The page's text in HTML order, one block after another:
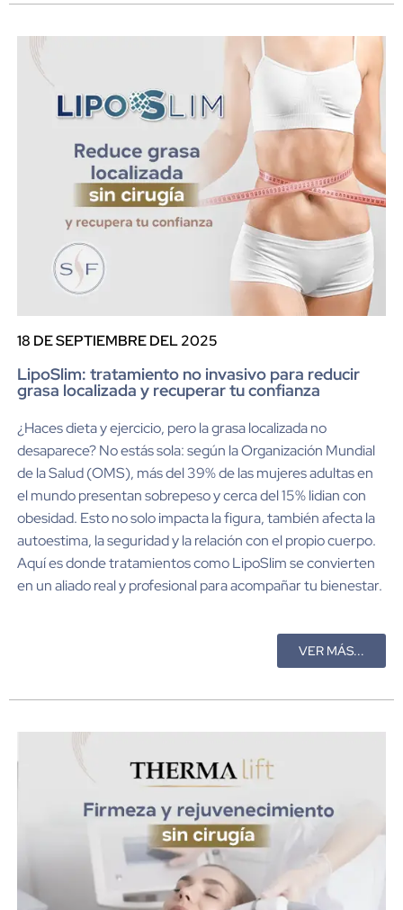
18 DE SEPTIEMBRE DEL 2025
LipoSlim: tratamiento no invasivo para reducir
grasa localizada y recuperar tu confianza
¿Haces dieta y ejercicio, pero la grasa localizada no
desaparece? No estás sola: según la Organización Mundial
de la Salud (OMS), más del 39% de las mujeres adultas en
el mundo presentan sobrepeso y cerca del 15% lidian con
obesidad. Esto no solo impacta la figura, también afecta la
autoestima, la seguridad y la relación con el propio cuerpo.
Aquí es donde tratamientos como LipoSlim se convierten
en un aliado real y profesional para acompañar tu bienestar.
VER MÁS...